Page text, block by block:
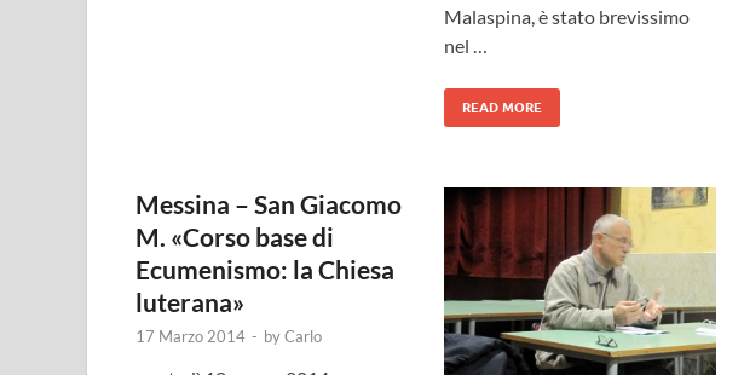
Malaspina, è stato brevissimo
nel …
READ MORE
Messina – San Giacomo
M. «Corso base di
Ecumenismo: la Chiesa
luterana»
17 Marzo 2014 - byCarlo